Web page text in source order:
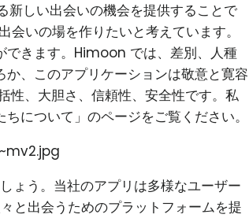
しい出会いの機会を提供することで
いの場を作りたいと考えています。
できます。Himoon では、差別、人種
、このアプリケーションは敬意と寛容
性、大胆さ、信頼性、安全性です。私
について」のページをご覧ください。
ょう。当社のアプリは多様なユーザー
と出会うためのプラットフォームを提